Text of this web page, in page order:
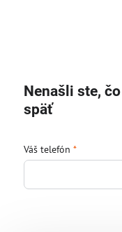
Nenašli ste,
späť
Váš telefón *